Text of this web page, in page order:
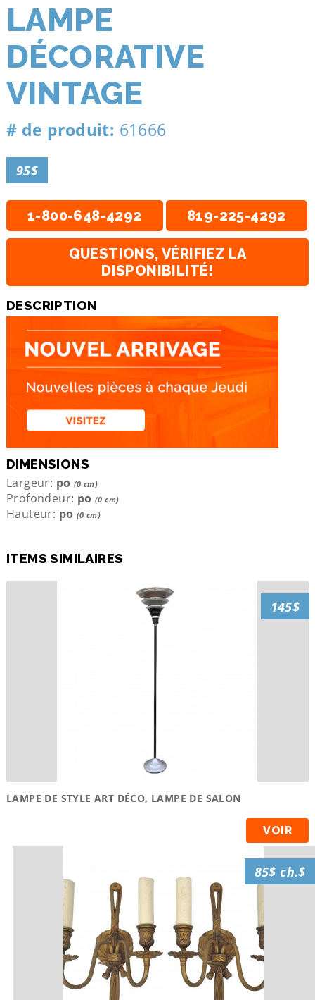
LAMPE
DÉCORATIVE
VINTAGE
# de produit: 61666
95$
1-800-648-4292 819-225-4292
QUESTIONS, VÉRIFIEZ LA
DISPONIBILITÉ!
DESCRIPTION
DIMENSIONS
Largeur: po (0 cm)
Profondeur: po (0 cm)
Hauteur: po (0 cm)
ITEMS SIMILAIRES
LAMPE DE STYLE ART DÉCO, LAMPE DE SALON
VOIR
145$
85$ ch.$